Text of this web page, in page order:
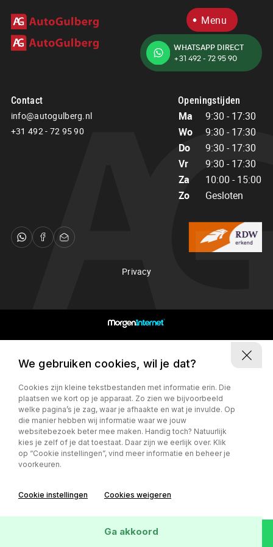
Menu
Over ons
Verkocht
Contact
Adres
Openingstijden
Ma
9:30 - 17:30
9:30 - 17:30
9:30 - 17:30
Za
10:00 - 15:00
WHATSAPP DIRECT
+31 492 - 72 95 90
Contact
info@autogulberg.nl
+31 492 - 72 95 90
Openingstijden
Ma
9:30 - 17:30
Wo
9:30 - 17:30
Do
9:30 - 17:30
Vr
9:30 - 17:30
Za
10:00 - 15:00
Zo
Gesloten
Privacy
We gebruiken cookies, wil je dat?
Cookies zijn kleine tekstbestanden met informatie erin. Die
plaatsen we kort op je apparaat. Zo zien we bijvoorbeeld
welke pagina’s je zag, waar je afhaakte en wat je invulde. Op
die manier hebben wij informatie waar we jouw
websitebezoek beter mee maken. Handig toch? Natuurlijk
kies je zelf of je dat toestaat. Daar zijn we eerlijk over. Klik
op “Cookie instellingen”, vind meer informatie en beheer je
voorkeuren.
Cookie instellingen Cookies weigeren
Ga akkoord